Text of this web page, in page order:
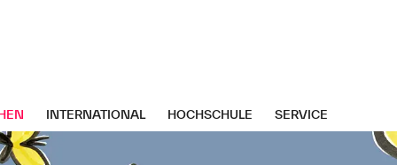
INTERNATIONAL HOCHSCHULE SERVICE